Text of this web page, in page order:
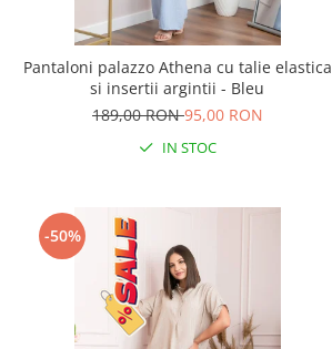
Pantaloni palazzo Athena cu talie elastica
si insertii argintii - Bleu
189,00 RON95,00 RON
IN STOC
-50%